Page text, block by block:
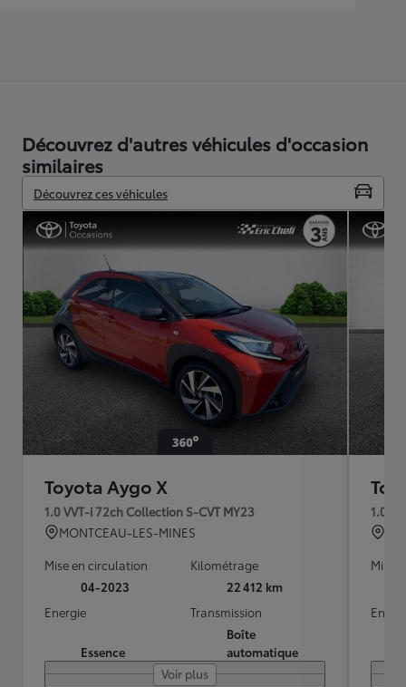
Découvrez d'autres véhicules d'occasion
similaires
Découvrez ces véhicules
Toyota Aygo X
1.0 VVT-i 72ch Collection S-CVT MY23
MONTCEAU-LES-MINES
Mise en circulation
04-2023
Kilométrage
22 412 km
Energie
Essence
Transmission
Boîte
automatique
Voir plus
1.0
Mise